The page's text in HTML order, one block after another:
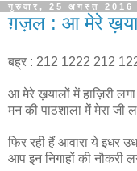
गुरुवार, 25 अगस्त 2016
ग़ज़ल : आ मेरे
बह्र : 212 1222 212
आ मेरे ख़यालों में हाज़िरी
मन की पाठशाला में मेरा जी
फिर रही हैं आवारा ये इधर
आप इन निगाहों की नौकरी